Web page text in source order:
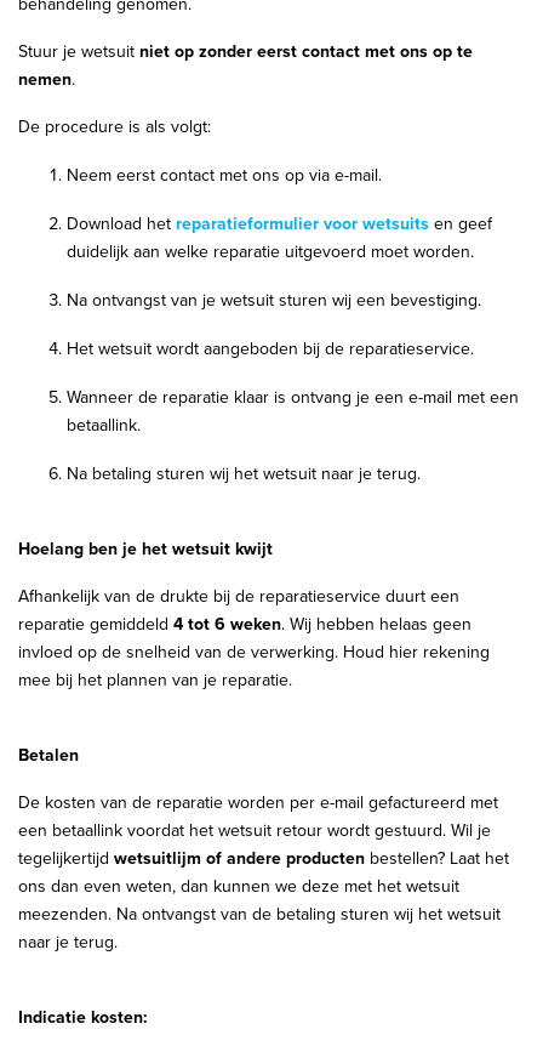
Stuur je wetsuitniet op zonder eerst contact met ons op te
nemen.
De procedure is als volgt:
Neem eerst contact met ons op via e-mail.
Download hetreparatieformulier voor wetsuitsen geef
duidelijk aan welke reparatie uitgevoerd moet worden.
Na ontvangst van je wetsuit sturen wij een bevestiging.
Het wetsuit wordt aangeboden bij de reparatieservice.
Wanneer de reparatie klaar is ontvang je een e-mail met een
betaallink.
Na betaling sturen wij het wetsuit naar je terug.
Hoelang ben je het wetsuit kwijt
Afhankelijk van de drukte bij de reparatieservice duurt een
reparatie gemiddeld 4 tot 6 weken. Wij hebben helaas geen
invloed op de snelheid van de verwerking. Houd hier rekening
mee bij het plannen van je reparatie.
Betalen
De kosten van de reparatie worden per e-mail gefactureerd met
een betaallink voordat het wetsuit retour wordt gestuurd. Wil je
tegelijkertijd wetsuitlijm of andere producten bestellen? Laat het
ons dan even weten, dan kunnen we deze met het wetsuit
meezenden. Na ontvangst van de betaling sturen wij het wetsuit
naar je terug.
Indicatie kosten: